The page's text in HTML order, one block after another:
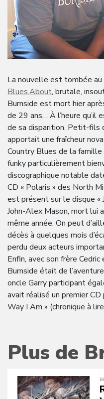
La nouvelle est tombée
Blues.About, brutale,
Burnside est mort hier
de 29 ans… À l’heure qu’il
de sa disparition. Petit-fils
apportait une fraîcheur
Country Blues de la
funky particulièrement
discographique notable
CD « Polaris » des North
est présent sur le disque «
John-Alex Mason, mort lui
même année. On peut
décès à quelques mois
perdu deux acteurs
Enfin, avec son frère
Burnside était de
oncle Garry participant
avait réalisé un premier
Way I Am » (chronique à
Plus de